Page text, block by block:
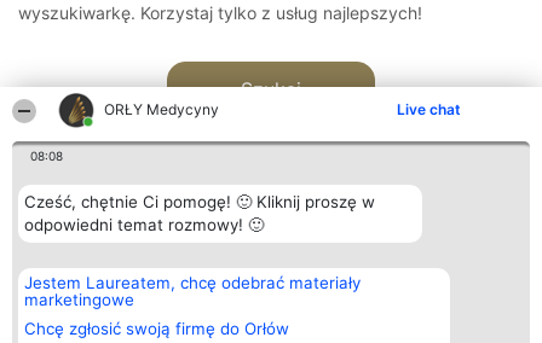
ORŁY Medycyny Live chat
08:08
Cześć, chętnie Ci pomogę! 🙂 Kliknij proszę w
odpowiedni temat rozmowy! 🙂
Jestem Laureatem, chcę odebrać materiały
marketingowe
Chcę zgłosić swoją firmę do Orłów
wyszukiwarkę. Korzystaj tylko z usług najlepszych!
Szukaj
Organizator plebiscytu
Bright Side Solutions sp. z o.
o. sp. k.
ul. Ruska 22
Wrocław 50-079
Plebiscyt
Laureaci
wszystkich
Laureatów
Kontakt
Kontakt